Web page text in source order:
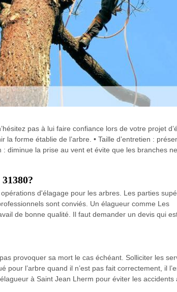
pas à lui faire confiance lors de votre projet
forme établie de l’arbre. • Taille d’entretien :
: diminue la prise au vent et évite que les branches
d'élagage pour les arbres. Les parties
sont conviés. Un élagueur comme Les
de bonne qualité. Il faut demander un devis qui
provoquer sa mort le cas échéant. Solliciter les
pour l’arbre quand il n’est pas fait correctement, il
à Saint Jean Lherm pour éviter les accidents